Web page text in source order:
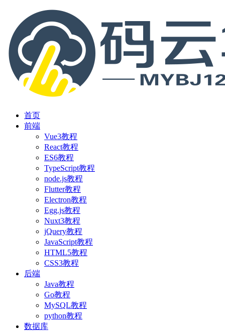
首页
前端
Vue3教程
React教程
ES6教程
TypeScript教程
node.js教程
Flutter教程
Electron教程
Egg.js教程
Nuxt3教程
jQuery教程
JavaScript教程
HTML5教程
CSS3教程
后端
Java教程
Go教程
MySQL教程
python教程
数据库